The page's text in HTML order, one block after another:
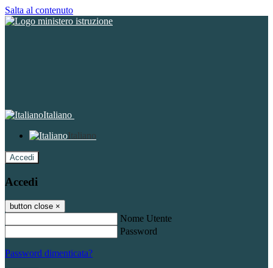
Salta al contenuto
Italiano
Italiano
Accedi
Accedi
button close ×
Nome Utente
Password
Password dimenticata?